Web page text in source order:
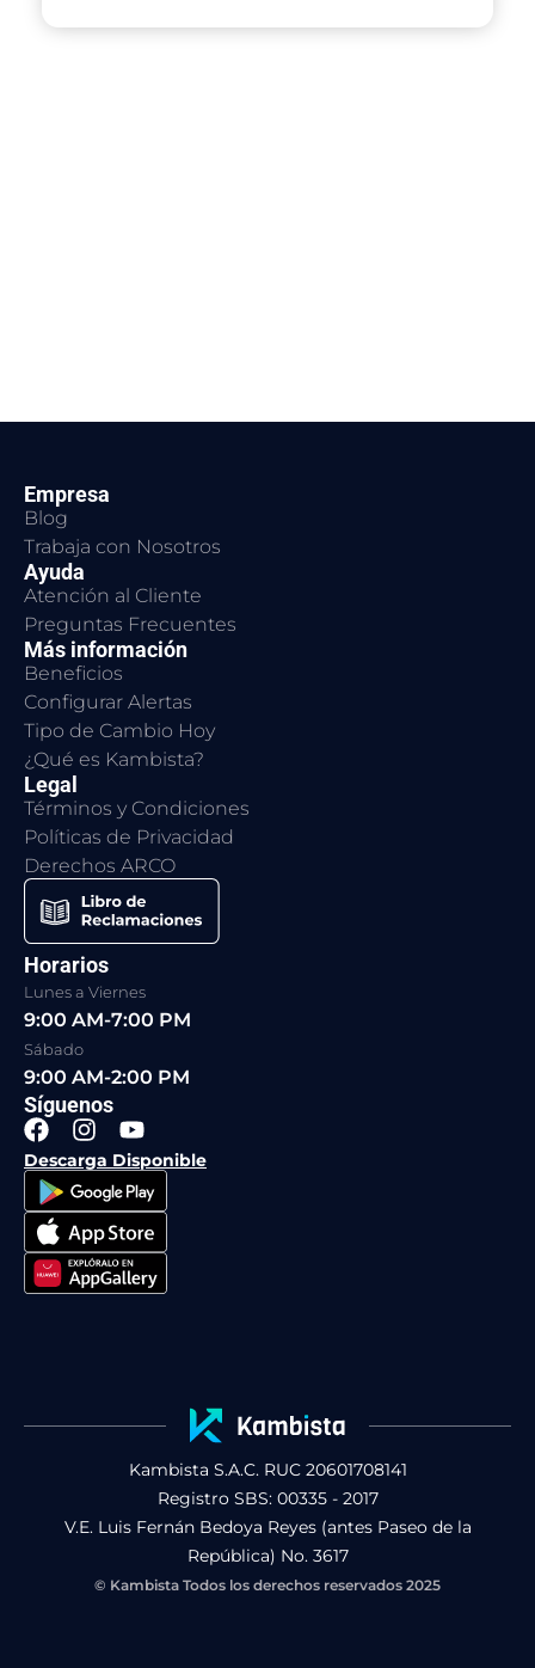
Empresa
Blog
Trabaja con Nosotros
Ayuda
Atención al Cliente
Preguntas Frecuentes
Más información
Beneficios
Configurar Alertas
Tipo de Cambio Hoy
¿Qué es Kambista?
Legal
Términos y Condiciones
Políticas de Privacidad
Derechos ARCO
Horarios
Lunes a Viernes
9:00 AM-7:00 PM
Sábado
9:00 AM-2:00 PM
Síguenos
F
a
c
e
b
o
o
k
I
n
s
t
a
g
r
a
Y
o
u
t
u
b
e
Descarga Disponible
Kambista S.A.C. RUC 20601708141
Registro SBS: 00335 - 2017
V.E. Luis Fernán Bedoya Reyes (antes Paseo de la
República) No. 3617
© Kambista Todos los derechos reservados 2025